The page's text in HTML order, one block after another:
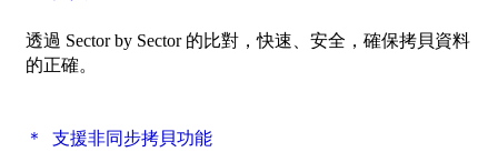
透過 Sector by Sector 的比對，快速、安全，確保拷貝資料
的正確。
＊ 支援非同步拷貝功能